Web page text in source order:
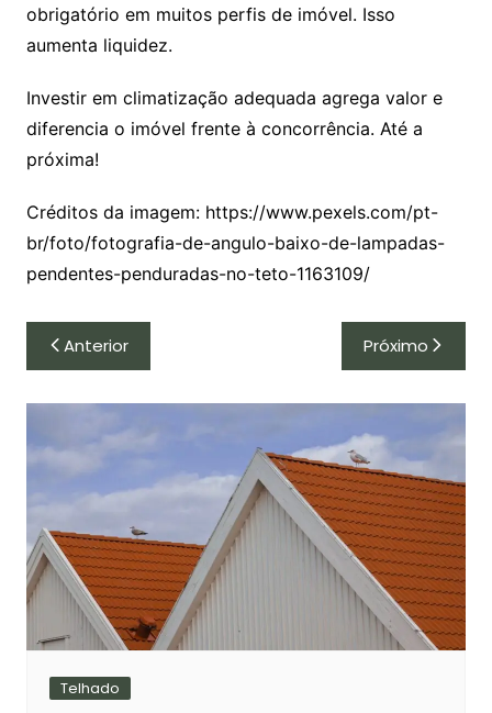
obrigatório em muitos perfis de imóvel. Isso
aumenta liquidez.
Investir em climatização adequada agrega valor e
diferencia o imóvel frente à concorrência. Até a
próxima!
Créditos da imagem: https://www.pexels.com/pt-
br/foto/fotografia-de-angulo-baixo-de-lampadas-
pendentes-penduradas-no-teto-1163109/
Navegação
de
Post
Anterior Próximo
Telhado